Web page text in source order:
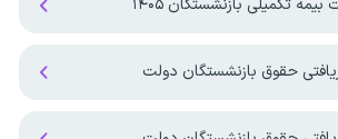
بیمه تکمیلی بازنشستگان ۱۴۰۵